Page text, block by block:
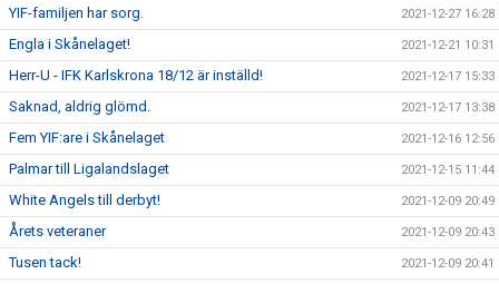
YIF-familjen har sorg. 2021-12-27 16:28
Engla i Skånelaget! 2021-12-21 10:31
Herr-U - IFK Karlskrona 18/12 är inställd! 2021-12-17 15:33
Saknad, aldrig glömd. 2021-12-17 13:38
Fem YIF:are i Skånelaget 2021-12-16 12:56
Palmar till Ligalandslaget 2021-12-15 11:44
White Angels till derbyt! 2021-12-09 20:49
Årets veteraner 2021-12-09 20:43
Tusen tack! 2021-12-09 20:41